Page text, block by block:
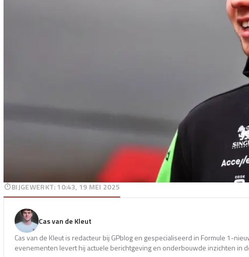
BIJGEWERKT:10:43, 19 MEI 2025
Cas van de Kleut
Cas van de Kleut is redacteur bij GPblog en gespecialiseerd in Formule 1-
evenementen levert hij actuele berichtgeving en onderbouwde inzichten in